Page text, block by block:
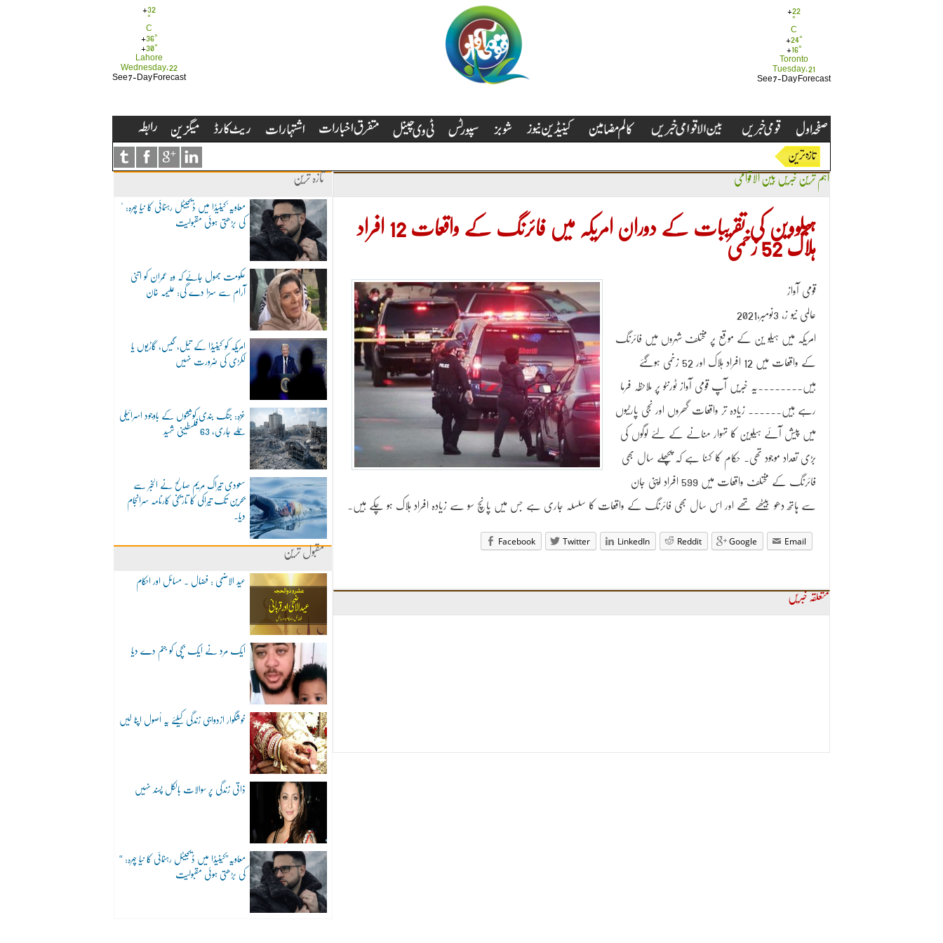
+22
°
C
+24°
+ 16°
Toronto
Tuesday, 21
See 7-Day Forecast
+32
°
C
+36°
+30°
Lahore
Wednesday, 22
See 7-Day Forecast
تازہ ترین
"معاویہ"کینیڈا میں ڈیجیٹل رہنمائی کا نیا چہرہ:
کی بڑھتی ہوئی مقبولیت
حکومت بھول جائے کہ وہ عمران کو اتنی
آرام سے سزا دے گی: علیمہ خان
امریکہ کو کینیڈا کے تیل، گیس، گاڑیوں یا
لکڑی کی ضرورت نہیں
غزہ: جنگ بندی کوششوں کے باوجود اسرائیلی
حملے جاری، 63 فلسطینی شہید
سعودی تیراک مریم صالح نے الخبر سے
بحرین تک تیراکی کا تاریخی کارنامہ سرانجام
دیا۔
مقبول ترین
عید الاضحی : فضال ۔ مسائل اور احکام
ایک مرد نے ایک بچی کو جنم دے دیا
خوشگوار ازدواجی زندگی کیلئے یہ اُصول اپنا لیں
ذاتی زندگی پر سوالات بالکل پسند نہیں
“معاویہ”کینیڈا میں ڈیجیٹل رہنمائی کا نیا چہرہ:
کی بڑھتی ہوئی مقبولیت
اہم ترین خبریں بین الاقوامی
ہیلووین کی تقریبات کے دوران امریکہ میں فائرنگ کے واقعات 12 افراد
ہلاک 52 زخمی
قومی آواز
عالمی نیو ز، 3نومبر،2021
امریکہ میں ہیلو ین کے موقع پر مختلف شہروں میں فائرنگ
کے واقعات میں 12 افراد ہلاک اور 52 زخمی ہوگئے
ہیں۔۔۔۔۔۔۔۔یہ خبریں آپ قومی آواز ٹورنٹو پر ملاحظہ فرما
رہے ہیں۔۔۔۔۔۔ زیادہ تر واقعات گھروں اور نجی پارٹیوں
میں پیش آئے ہیلوین کا تہوار منانے کے لئے لوگوں کی
بڑی تعداد موجود تھی۔ حکام کا کہنا ہے کہ پچھلے سال بھی
فائرنگ کے مختلف واقعات میں 599 افراد اپنی جان
سے ہاتھ دھو بیٹھے تھے اور اس سال بھی فائرنگ کے واقعات کا سلسلہ جاری ہے جس میں پانچ سو سے زیادہ افراد ہلاک ہو چکے ہیں۔
Facebook Twitter LinkedIn Reddit Google Email
متعلقہ خبریں